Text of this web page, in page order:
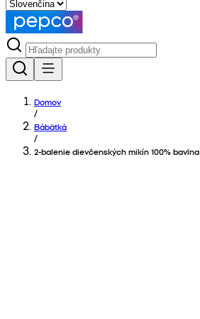
Domov
/
Bábätká
/
2-balenie dievčenských mikín 100% bavlna